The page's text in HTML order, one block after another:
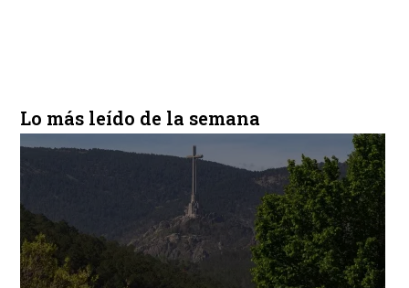
Lo más leído de la semana